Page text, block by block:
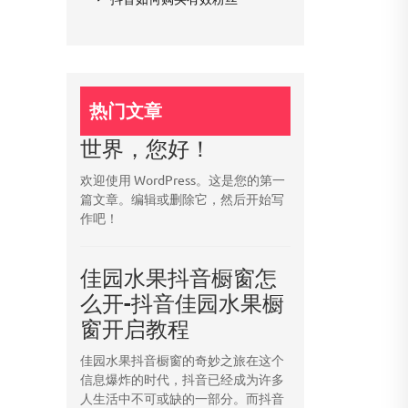
热门文章
世界，您好！
欢迎使用 WordPress。这是您的第一
篇文章。编辑或删除它，然后开始写
作吧！
佳园水果抖音橱窗怎
么开-抖音佳园水果橱
窗开启教程
佳园水果抖音橱窗的奇妙之旅在这个
信息爆炸的时代，抖音已经成为许多
人生活中不可或缺的一部分。而抖音